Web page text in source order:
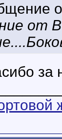
от
за